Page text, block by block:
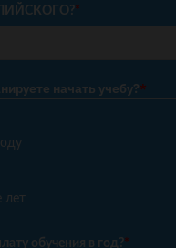
*
начать учебу?*
лет
обучения в год?*